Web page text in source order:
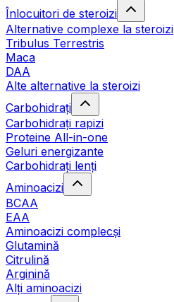
Înlocuitori de steroizi
Alternative complexe la steroizi
Tribulus Terrestris
Maca
DAA
Alte alternative la steroizi
Carbohidrați
Carbohidrați rapizi
Proteine All-in-one
Geluri energizante
Carbohidrați lenți
Aminoacizi
BCAA
EAA
Aminoacizi complecși
Glutamină
Citrulină
Arginină
Alți aminoacizi